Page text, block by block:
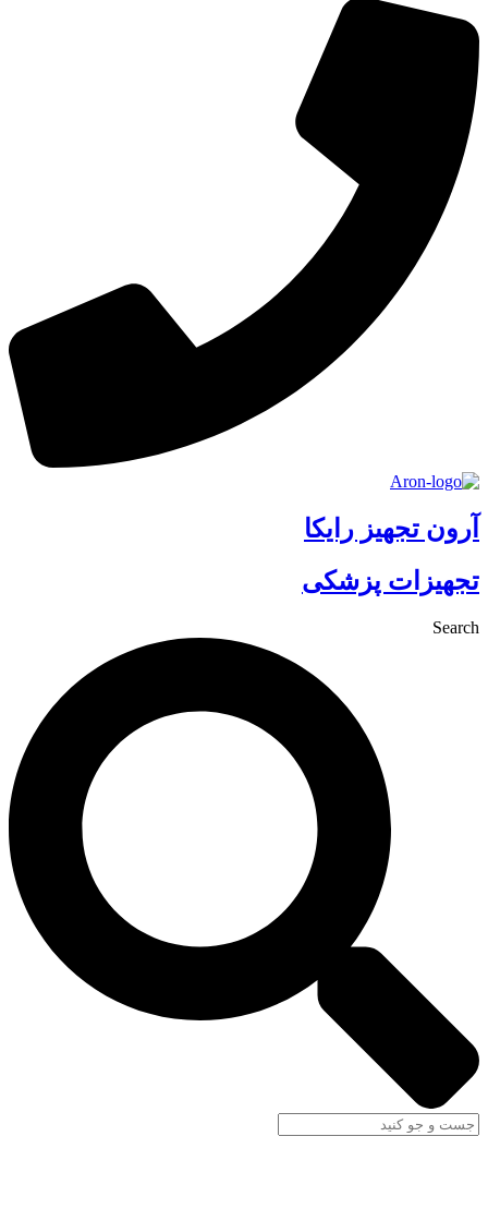
آرون تجهیز رایکا
تجهیزات پزشکی
Search